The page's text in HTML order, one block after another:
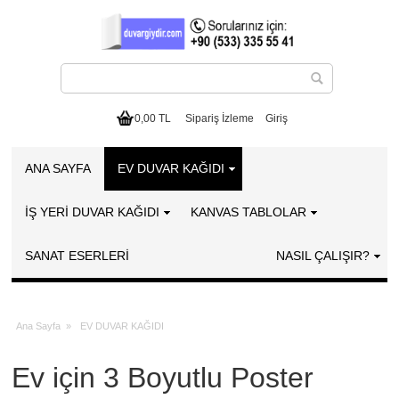
0,00 TL Sipariş İzleme Giriş
ANA SAYFA EV DUVAR KAĞIDI
İŞ YERİ DUVAR KAĞIDI KANVAS TABLOLAR
SANAT ESERLERI NASIL ÇALIŞIR?
Ana Sayfa » EV DUVAR KAĞIDI
Ev için 3 Boyutlu Poster